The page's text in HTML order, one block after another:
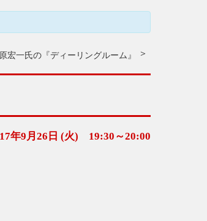
宏一氏の『ディーリングルーム』
年9月26日 (火) 19:30～20:00